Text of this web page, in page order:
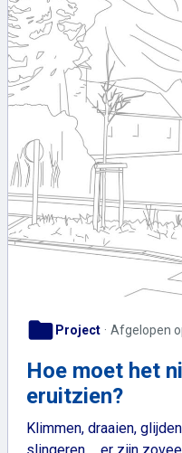
folder Project Afgelopen
Hoe moet het
eruitzien?
Klimmen, draaien,